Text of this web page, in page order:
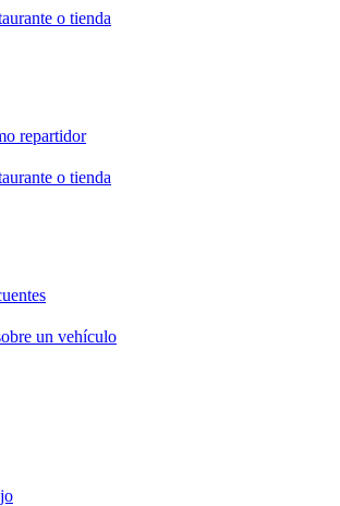
o tienda
repartidor
o tienda
un vehículo